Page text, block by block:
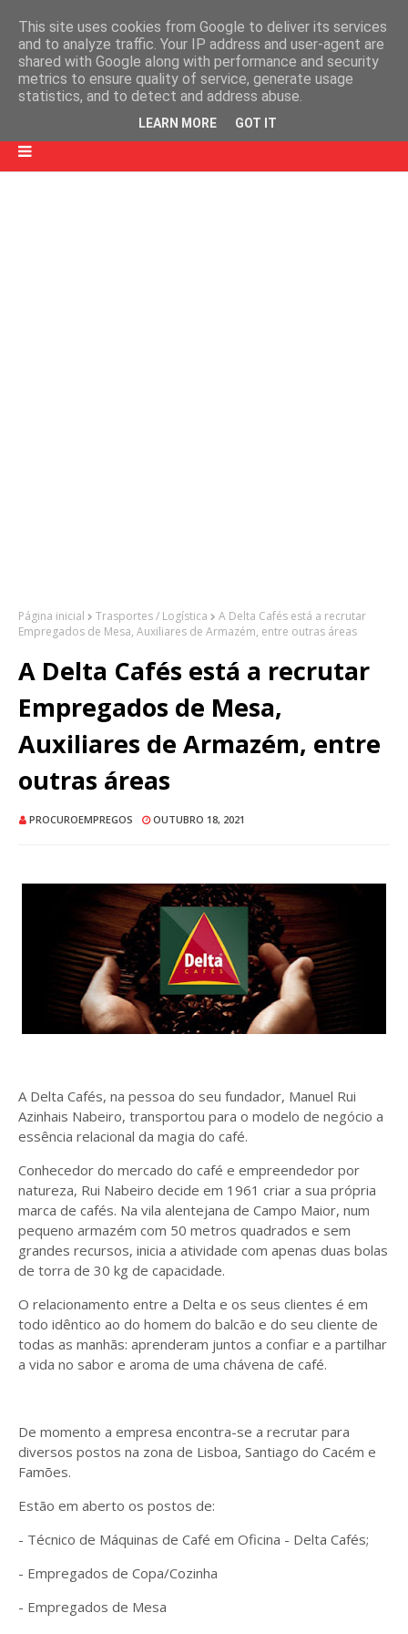
Página inicial Trasportes / Logística
A Delta Cafés está a recrutar
Empregados de Mesa, Auxiliares de Armazém, entre outras áreas
A Delta Cafés está a recrutar
Empregados de Mesa,
Auxiliares de Armazém, entre
outras áreas
PROCUROEMPREGOS OUTUBRO 18, 2021
A Delta Cafés, na pessoa do seu fundador, Manuel Rui
Azinhais Nabeiro, transportou para o modelo de negócio a
essência relacional da magia do café.
Conhecedor do mercado do café e empreendedor por
natureza, Rui Nabeiro decide em 1961 criar a sua própria
marca de cafés. Na vila alentejana de Campo Maior, num
pequeno armazém com 50 metros quadrados e sem
grandes recursos, inicia a atividade com apenas duas bolas
de torra de 30 kg de capacidade.
O relacionamento entre a Delta e os seus clientes é em
todo idêntico ao do homem do balcão e do seu cliente de
todas as manhãs: aprenderam juntos a confiar e a partilhar
a vida no sabor e aroma de uma chávena de café.
De momento a empresa encontra-se a recrutar para
diversos postos na zona de Lisboa, Santiago do Cacém e
Famões.
Estão em aberto os postos de:
- Técnico de Máquinas de Café em Oficina - Delta Cafés;
- Empregados de Copa/Cozinha
- Empregados de Mesa
This site uses cookies from Google to deliver its services
and to analyze traffic. Your IP address and user-agent are
shared with Google along with performance and security
metrics to ensure quality of service, generate usage
statistics, and to detect and address abuse.
LEARN MORE GOT IT